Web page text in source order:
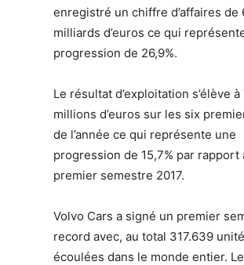
enregistré un chiffre d’affaires de
milliards d’euros ce qui
progression de 26,9%.
Le résultat d’exploitation s’élève à
millions d’euros sur les six
de l’année ce qui représente une
progression de 15,7% par rapport
premier semestre 2017.
Volvo Cars a signé un premier
record avec, au total 317.639
écoulées dans le monde entier.